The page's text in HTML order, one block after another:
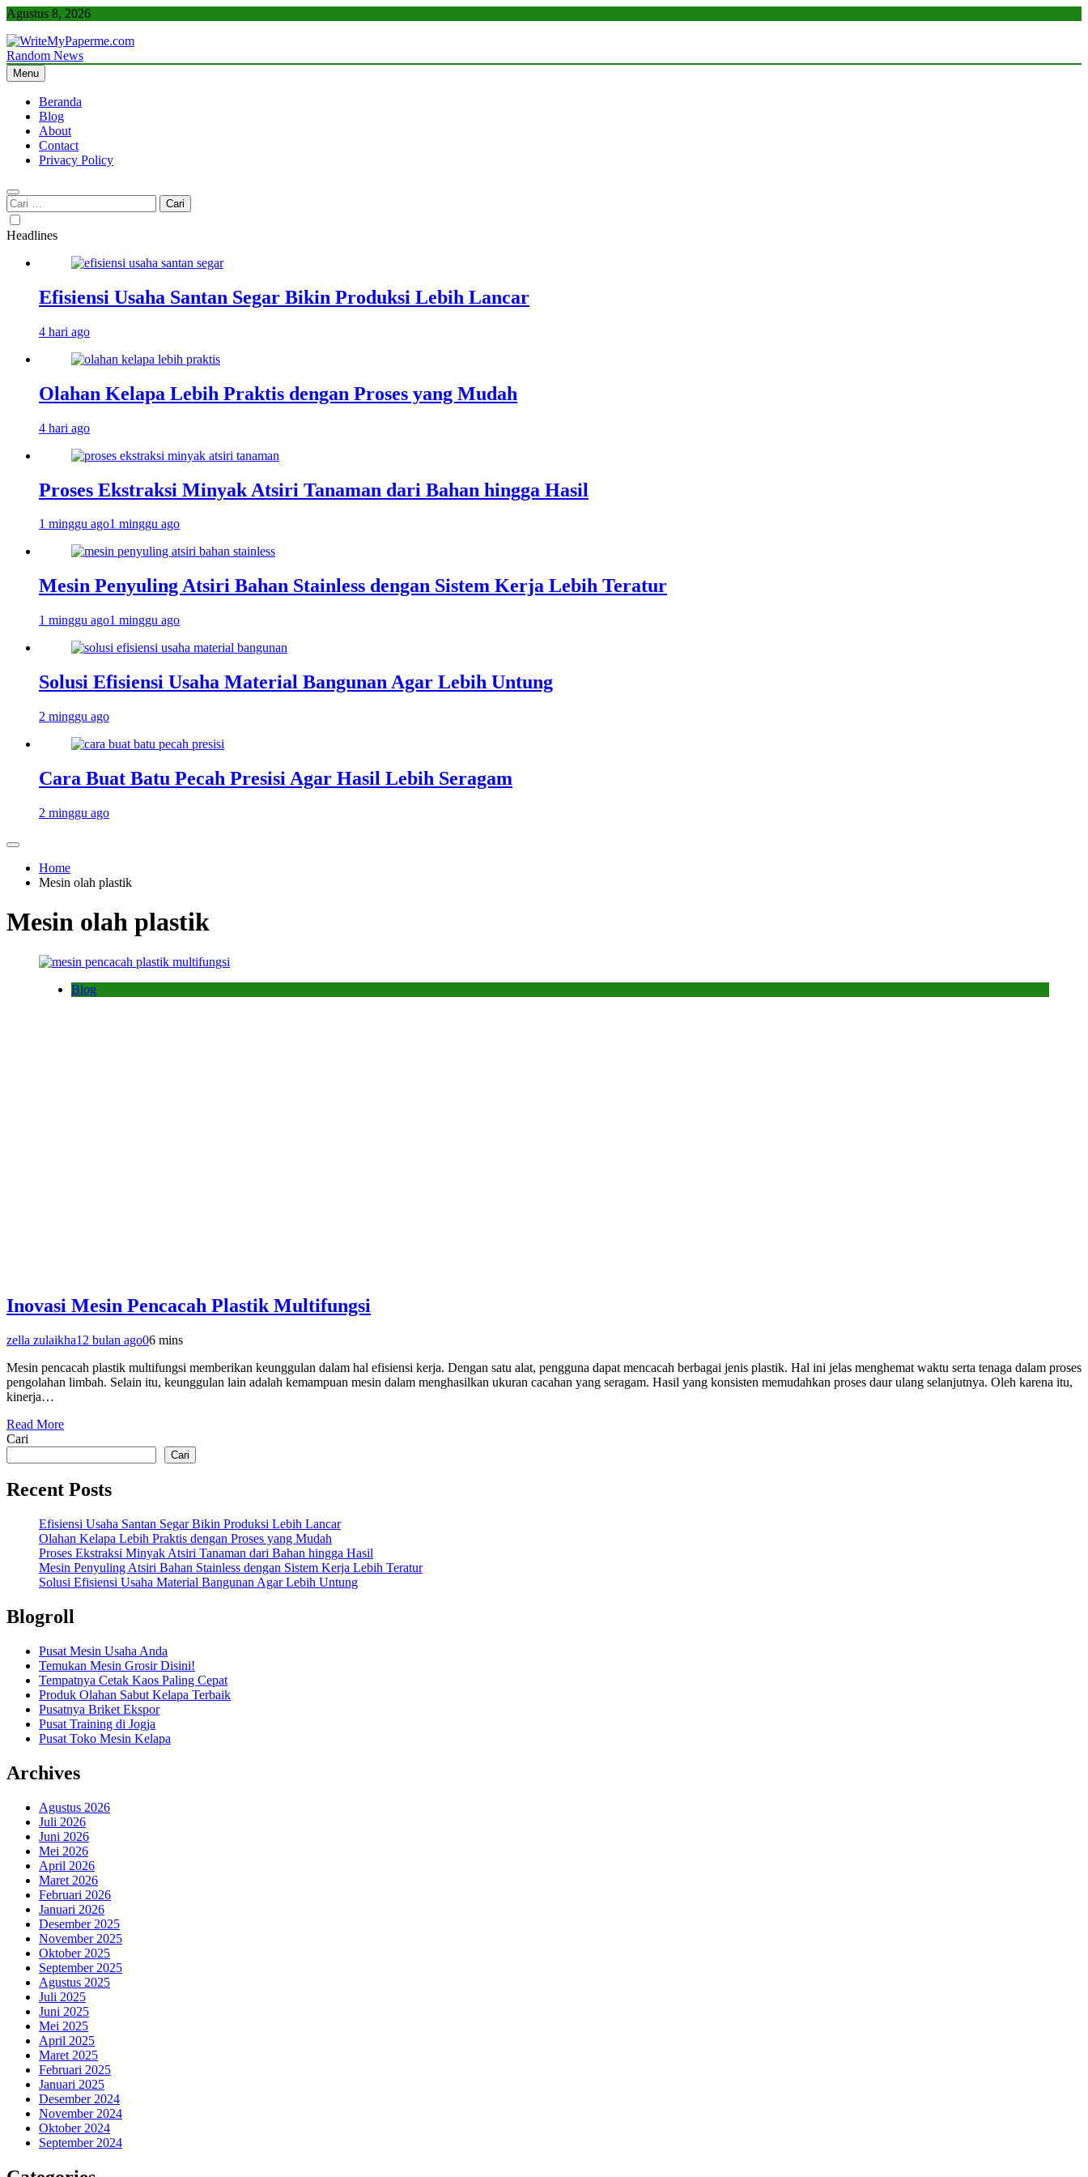
Skip
content
Agustus 8, 2026
WriteMyPaperme.com
Bisnis, Kuliner, Teknologi
Random News
Menu
Beranda
Blog
About
Contact
Privacy Policy
Cari
untuk:
Headlines
Efisiensi Usaha Santan Segar Bikin Produksi Lebih Lancar
4 hari ago
Olahan Kelapa Lebih Praktis dengan Proses yang Mudah
4 hari ago
Proses Ekstraksi Minyak Atsiri Tanaman dari Bahan hingga Hasil
1 minggu ago1 minggu ago
Mesin Penyuling Atsiri Bahan Stainless dengan Sistem Kerja Lebih Teratur
1 minggu ago1 minggu ago
Solusi Efisiensi Usaha Material Bangunan Agar Lebih Untung
2 minggu ago
Cara Buat Batu Pecah Presisi Agar Hasil Lebih Seragam
2 minggu ago
Home
Mesin olah plastik
Mesin olah plastik
Blog
Inovasi Mesin Pencacah Plastik Multifungsi
zella zulaikha12 bulan ago06 mins
Mesin pencacah plastik multifungsi memberikan keunggulan dalam hal efisiensi kerja. Dengan satu alat, pengguna dapat mencacah berbagai jenis plastik. Hal ini jelas menghemat waktu serta tenaga dalam proses
pengolahan limbah. Selain itu, keunggulan lain adalah kemampuan mesin dalam menghasilkan ukuran cacahan yang seragam. Hasil yang konsisten memudahkan proses daur ulang selanjutnya. Oleh karena itu,
kinerja…
Read More
Cari
Cari
Recent Posts
Efisiensi Usaha Santan Segar Bikin Produksi Lebih Lancar
Olahan Kelapa Lebih Praktis dengan Proses yang Mudah
Proses Ekstraksi Minyak Atsiri Tanaman dari Bahan hingga Hasil
Mesin Penyuling Atsiri Bahan Stainless dengan Sistem Kerja Lebih Teratur
Solusi Efisiensi Usaha Material Bangunan Agar Lebih Untung
Blogroll
Pusat Mesin Usaha Anda
Temukan Mesin Grosir Disini!
Tempatnya Cetak Kaos Paling Cepat
Produk Olahan Sabut Kelapa Terbaik
Pusatnya Briket Ekspor
Pusat Training di Jogja
Pusat Toko Mesin Kelapa
Archives
Agustus 2026
Juli 2026
Juni 2026
Mei 2026
April 2026
Maret 2026
Februari 2026
Januari 2026
Desember 2025
November 2025
Oktober 2025
September 2025
Agustus 2025
Juli 2025
Juni 2025
Mei 2025
April 2025
Maret 2025
Februari 2025
Januari 2025
Desember 2024
November 2024
Oktober 2024
September 2024